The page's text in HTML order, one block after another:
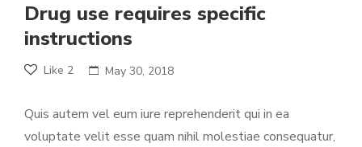
Drug use requires specific
instructions
Like 2 May 30, 2018
Quis autem vel eum iure reprehenderit qui in ea
voluptate velit esse quam nihil molestiae consequatur,